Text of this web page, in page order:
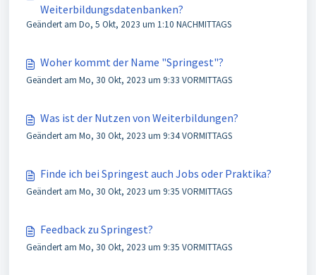
Weiterbildungsdatenbanken?
Geändert am Do, 5 Okt, 2023 um 1:10 NACHMITTAGS
Woher kommt der Name "Springest"?
Geändert am Mo, 30 Okt, 2023 um 9:33 VORMITTAGS
Was ist der Nutzen von Weiterbildungen?
Geändert am Mo, 30 Okt, 2023 um 9:34 VORMITTAGS
Finde ich bei Springest auch Jobs oder Praktika?
Geändert am Mo, 30 Okt, 2023 um 9:35 VORMITTAGS
Feedback zu Springest?
Geändert am Mo, 30 Okt, 2023 um 9:35 VORMITTAGS